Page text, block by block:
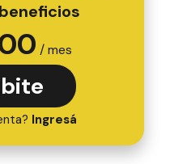
/ mes
Ingresá